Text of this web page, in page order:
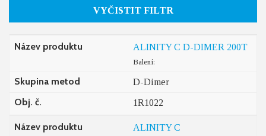
VYČISTIT FILTR
Název produktu ALINITY C D-DIMER 200T
Balení:
Skupina metod D-Dimer
Obj. č. 1R1022
Název produktu
ALINITY C